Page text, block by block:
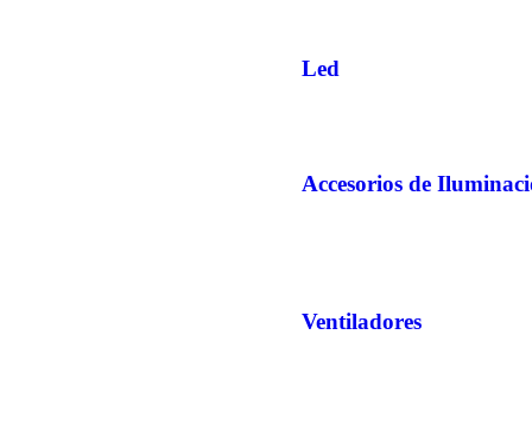
Led
Accesorios de
Ventiladores